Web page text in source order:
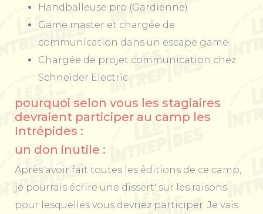
Handballeuse pro (Gardienne)
Game master et chargée de
communication dans un escape game
Chargée de projet communication chez
Schneider Electric
pourquoi selon vous les stagiaires
devraient participer au camp les
Intrépides :
un don inutile :
Après avoir fait toutes les éditions de ce camp,
je pourrais écrire une dissert' sur les raisons
pour lesquelles vous devriez participer. Je vais